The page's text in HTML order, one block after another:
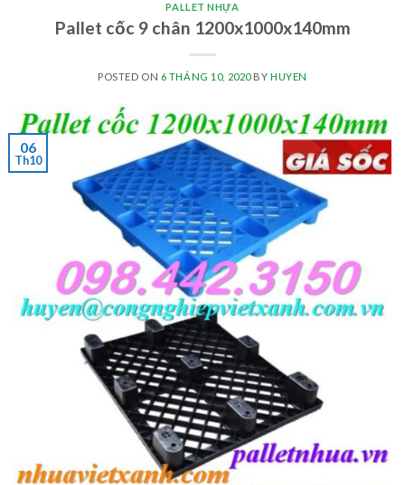
PALLET NHỰA
Pallet cốc 9 chân 1200x1000x140mm
POSTED ON 6 THÁNG 10, 2020BY HUYEN
06
Th10